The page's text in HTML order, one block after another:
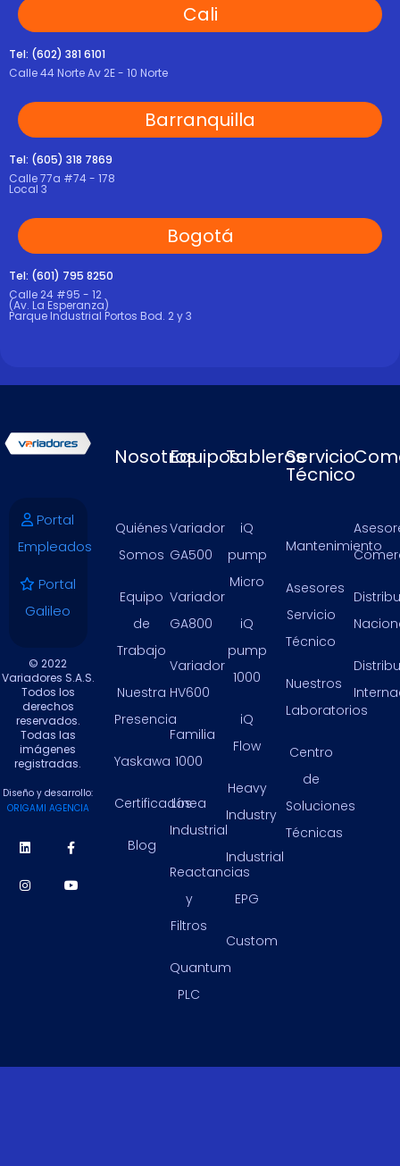
Cali
Tel: (602) 381 6101
Calle 44 Norte Av 2E - 10 Norte
Barranquilla
Tel: (605) 318 7869
Calle 77a #74 - 178
Local 3
Bogotá
Tel: (601) 795 8250
Calle 24 #95 - 12
(Av. La Esperanza)
Parque Industrial Portos Bod. 2 y 3
Portal
Empleados
Portal
Galileo
© 2022
Variadores S.A.S.
Todos los
derechos
reservados.
Todas las
imágenes
registradas.
Diseño y desarrollo:
ORIGAMI AGENCIA
Nosotros
Quiénes
Somos
Equipo
de
Trabajo
Nuestra
Presencia
Yaskawa
Certificados
Blog
Equipos
Variador
GA500
Variador
GA800
Variador
HV600
Familia
1000
Línea
Industrial
Reactancias
y
Filtros
Quantum
PLC
Tableros
iQ
pump
Micro
iQ
pump
1000
iQ
Flow
Heavy
Industry
Industrial
EPG
Custom
Servicio
Técnico
Mantenimiento
Asesores
Servicio
Técnico
Nuestros
Laboratorios
Centro
de
Soluciones
Técnicas